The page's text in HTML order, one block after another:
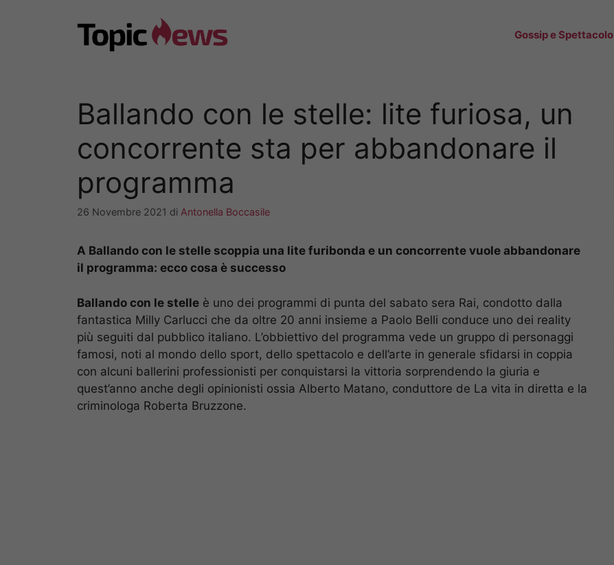
Gossip e Spettacolo
Ballando con le stelle: lite furiosa, un
concorrente sta per abbandonare il
programma
26 Novembre 2021 di Antonella Boccasile
A Ballando con le stelle scoppia una lite furibonda e un concorrente vuole abbandonare
il programma: ecco cosa è successo
Ballando con le stelle è uno dei programmi di punta del sabato sera Rai, condotto dalla
fantastica Milly Carlucci che da oltre 20 anni insieme a Paolo Belli conduce uno dei reality
più seguiti dal pubblico italiano. L’obbiettivo del programma vede un gruppo di personaggi
famosi, noti al mondo dello sport, dello spettacolo e dell’arte in generale sfidarsi in coppia
con alcuni ballerini professionisti per conquistarsi la vittoria sorprendendo la giuria e
quest’anno anche degli opinionisti ossia Alberto Matano, conduttore de La vita in diretta e la
criminologa Roberta Bruzzone.